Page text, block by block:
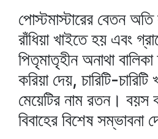
পোস্টমাস্টারের বেতন
রাঁধিয়া খাইতে হয় এবং
পিতৃমাতৃহীন অনাথা
করিয়া দেয়, চারিটি-
মেয়েটির নাম রতন। বয়স
বিবাহের বিশেষ সম্ভাবনা